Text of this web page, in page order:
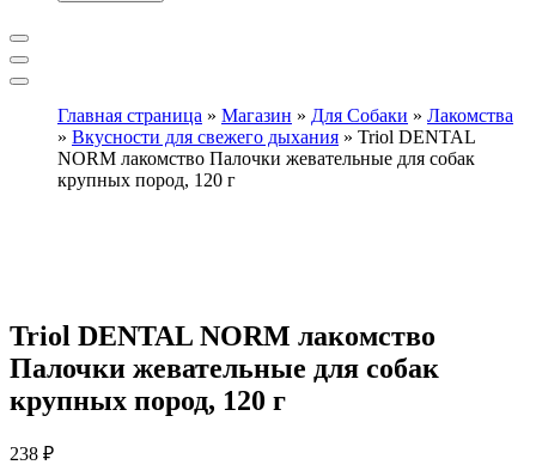
Главная страница » Магазин » Для Собаки » Лакомства
» Вкусности для свежего дыхания » Triol DENTAL
NORM лакомство Палочки жевательные для собак
крупных пород, 120 г
Triol DENTAL NORM лакомство
Палочки жевательные для собак
крупных пород, 120 г
238 ₽